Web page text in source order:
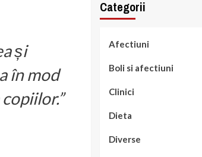
și
în mod
Categorii
Afectiuni
Boli si afectiuni
Clinici
Dieta
Diverse